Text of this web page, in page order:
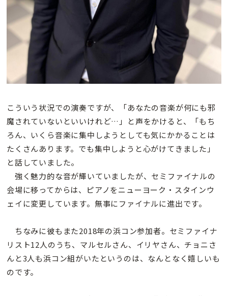
こういう状況での演奏ですが、「あなたの音楽が何にも邪
魔されていないといいけれど…」と声をかけると、「もち
ろん、いくら音楽に集中しようとしても気にかかることは
たくさんあります。でも集中しようと心がけてきました」
と話していました。
強く魅力的な音が輝いていましたが、セミファイナルの
会場に移ってからは、ピアノをニューヨーク・スタインウ
ェイに変更しています。無事にファイナルに進出です。
ちなみに彼もまた2018年の浜コン参加者。セミファイナ
リスト12人のうち、マルセルさん、イリヤさん、チョニさ
んと3人も浜コン組がいたというのは、なんとなく嬉しいも
のです。